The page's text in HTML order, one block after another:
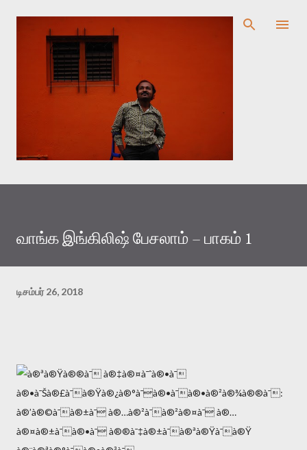
முதன்மை உள்ளடக்கத்திற்குச் செல்
வாங்க இங்கிலிஷ் பேசலாம் – பாகம் 1
டிசம்பர் 26, 2018